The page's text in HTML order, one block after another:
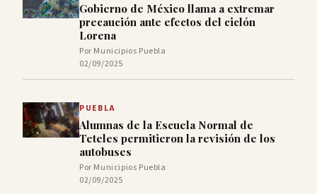
Gobierno de México llama a extremar
precaución ante efectos del ciclón
Lorena
Por Municipios Puebla
02/09/2025
PUEBLA
Alumnas de la Escuela Normal de
Teteles permitieron la revisión de los
autobuses
Por Municipios Puebla
02/09/2025